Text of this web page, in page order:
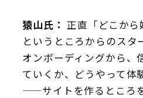
猿山氏： 正直「どこから
というところからのスタ
オンボーディングから、
ていくか、どうやって体
——サイトを作るところ